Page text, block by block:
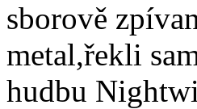
sborově
metal,řekli
hudbu